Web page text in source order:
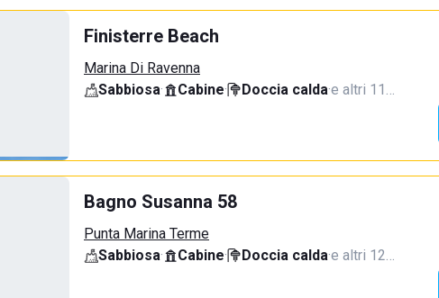
Finisterre Beach
Marina Di Ravenna
Sabbiosa· Cabine· Doccia calda·e altri 11…
Bagno Susanna 58
Punta Marina Terme
Sabbiosa· Cabine· Doccia calda·e altri 12…